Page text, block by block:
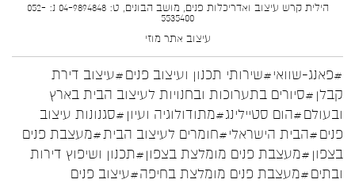
הילית קרש עיצוב ואדריכלות פנים, מושב הבונים, ט: 04-9894848 נ: 052-
5535400
עיצוב אתר מוזי
#פאנג-שוואי#שירותי תכנון ועיצוב פנים#עיצוב דירת
קבלן #סיורים בתערוכות ובחנויות לעיצוב הבית בארץ
ובעולם#הום סטיילינג#מתודולוגיה ועיון #סגנונות עיצוב
פנים#הבית הישראלי#חומרים לעיצוב הבית#מעצבת פנים
בצפון #מעצבת פנים מומלצת בצפון#תכנון ושיפוץ דירות
ובתים#מעצבת פנים מומלצת בחיפה#עיצוב פנים